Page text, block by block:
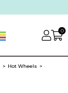
0
Hot Wheels